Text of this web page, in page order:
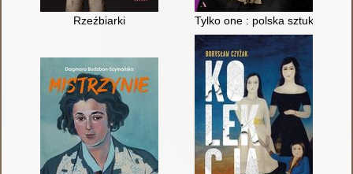
Rzeźbiarki Tylko one : polska sztuka bez